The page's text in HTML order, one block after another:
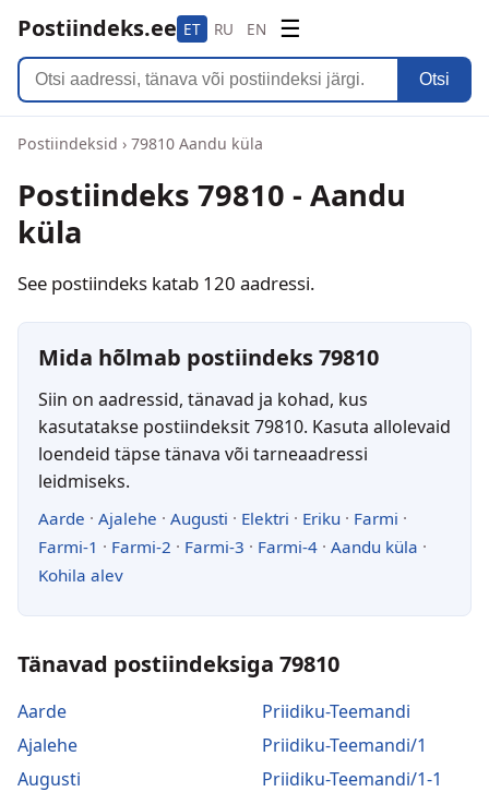
Postiindeks.ee ET RU EN ☰
Otsi
Postiindeksid › 79810 Aandu küla
Postiindeks 79810 - Aandu
küla
See postiindeks katab 120 aadressi.
Mida hõlmab postiindeks 79810
Siin on aadressid, tänavad ja kohad, kus
kasutatakse postiindeksit 79810. Kasuta allolevaid
loendeid täpse tänava või tarneaadressi
leidmiseks.
Aarde · Ajalehe · Augusti · Elektri · Eriku · Farmi ·
Farmi-1 · Farmi-2 · Farmi-3 · Farmi-4 · Aandu küla ·
Kohila alev
Tänavad postiindeksiga 79810
Aarde
Ajalehe
Augusti
Priidiku-Teemandi
Priidiku-Teemandi/1
Priidiku-Teemandi/1-1